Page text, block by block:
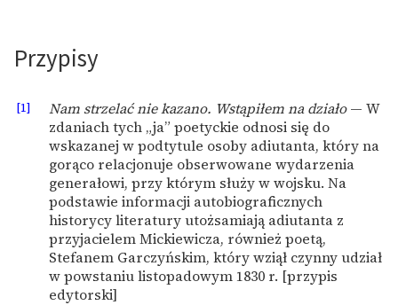
Przypisy
[1] Nam strzelać nie kazano. Wstąpiłem na działo— W
zdaniach tych „ja” poetyckie odnosi się do
wskazanej w podtytule osoby adiutanta, który na
gorąco relacjonuje obserwowane wydarzenia
generałowi, przy którym służy w wojsku. Na
podstawie informacji autobiograficznych
historycy literatury utożsamiają adiutanta z
przyjacielem Mickiewicza, również poetą,
Stefanem Garczyńskim, który wziął czynny udział
w powstaniu listopadowym 1830 r. [przypis
edytorski]